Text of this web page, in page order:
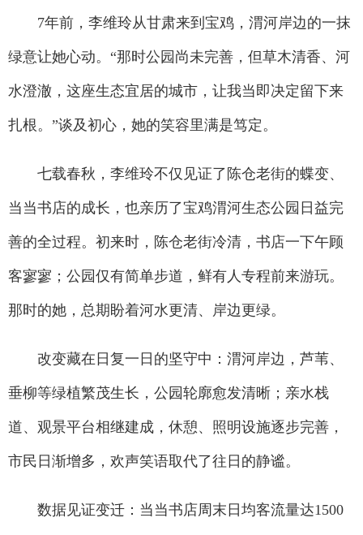
7年前，李维玲从甘肃来到宝鸡，渭河岸边的一抹
绿意让她心动。“那时公园尚未完善，但草木清香、河
水澄澈，这座生态宜居的城市，让我当即决定留下来
扎根。”谈及初心，她的笑容里满是笃定。
七载春秋，李维玲不仅见证了陈仓老街的蝶变、
当当书店的成长，也亲历了宝鸡渭河生态公园日益完
善的全过程。初来时，陈仓老街冷清，书店一下午顾
客寥寥；公园仅有简单步道，鲜有人专程前来游玩。
那时的她，总期盼着河水更清、岸边更绿。
改变藏在日复一日的坚守中：渭河岸边，芦苇、
垂柳等绿植繁茂生长，公园轮廓愈发清晰；亲水栈
道、观景平台相继建成，休憩、照明设施逐步完善，
市民日渐增多，欢声笑语取代了往日的静谧。
数据见证变迁：当当书店周末日均客流量达1500